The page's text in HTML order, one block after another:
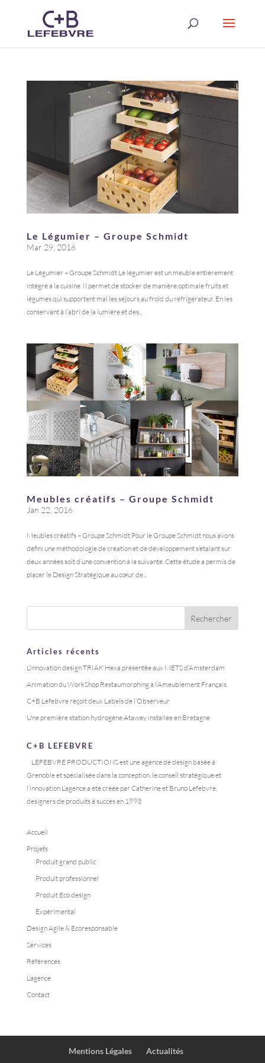
Le Légumier – Groupe Schmidt
Mar 29, 2016
Le Légumier – Groupe Schmidt Le légumier est un meuble entièrement
intégré à la cuisine. Il permet de stocker de manière optimale fruits et
légumes qui supportent mal les séjours au froid du réfrigérateur. En les
conservant à l’abri de la lumière et des...
Meubles créatifs – Groupe Schmidt
Jan 22, 2016
Meubles créatifs – Groupe Schmidt Pour le Groupe Schmidt nous avons
défini une méthodologie de création et de développement s’étalant sur
deux années soit d’une convention à la suivante. Cette étude a permis de
placer le Design Stratégique au cœur de...
Articles récents
L’innovation design TRIAK Hexa présentée aux METS d’Amsterdam
Animation du WorkShop Restaumorphing à l’Ameublement Français.
C+B Lefebvre reçoit deux Labels de l’Observeur
Une première station hydrogène Atawey installée en Bretagne
C+B LEFEBVRE
LEFEBVRE PRODUCTIONS est une agence de design basée à
Grenoble et spécialisée dans la conception, le conseil stratégique et
l’innovation L’agence a été créée par Catherine et Bruno Lefebvre,
designers de produits à succès en 1993
Accueil
Projets
Produit grand public
Produit professionnel
Produit Eco design
Expérimental
Design Agile & Ecoresponsable
Services
Références
L’agence
Contact
Mentions Légales Actualités